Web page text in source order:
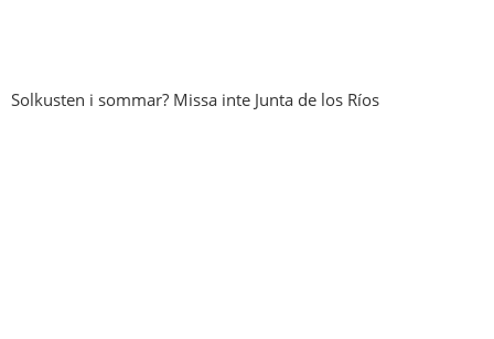
Solkusten i sommar? Missa inte Junta de los Ríos